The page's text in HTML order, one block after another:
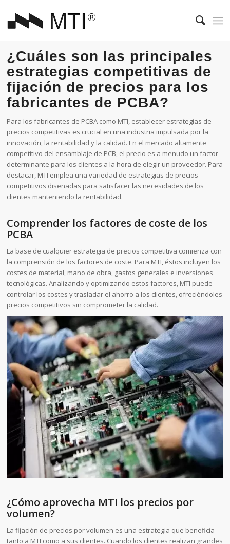
¿Cuáles son las principales
estrategias competitivas de
fijación de precios para los
fabricantes de PCBA?
Para los fabricantes de PCBA como MTI, establecer estrategias de
precios competitivas es crucial en una industria impulsada por la
innovación, la rentabilidad y la calidad. En el mercado altamente
competitivo del ensamblaje de PCB, el precio es a menudo un factor
determinante para los clientes a la hora de elegir un proveedor. Para
destacar, MTI emplea una variedad de estrategias de precios
competitivos diseñadas para satisfacer las necesidades de los
clientes manteniendo la rentabilidad.
Comprender los factores de coste de los
PCBA
La base de cualquier estrategia de precios competitiva comienza con
la comprensión de los factores de coste. Para MTI, éstos incluyen los
costes de material, mano de obra, gastos generales e inversiones
tecnológicas. Analizando y optimizando estos factores, MTI puede
controlar los costes y trasladar el ahorro a los clientes, ofreciéndoles
precios competitivos sin comprometer la calidad.
¿Cómo aprovecha MTI los precios por
volumen?
La fijación de precios por volumen es una estrategia que beneficia
tanto a MTI como a sus clientes. Cuando los clientes realizan grandes